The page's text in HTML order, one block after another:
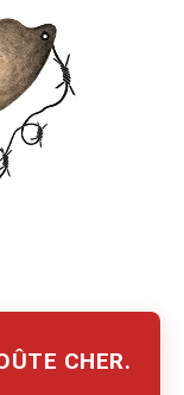
CHER.